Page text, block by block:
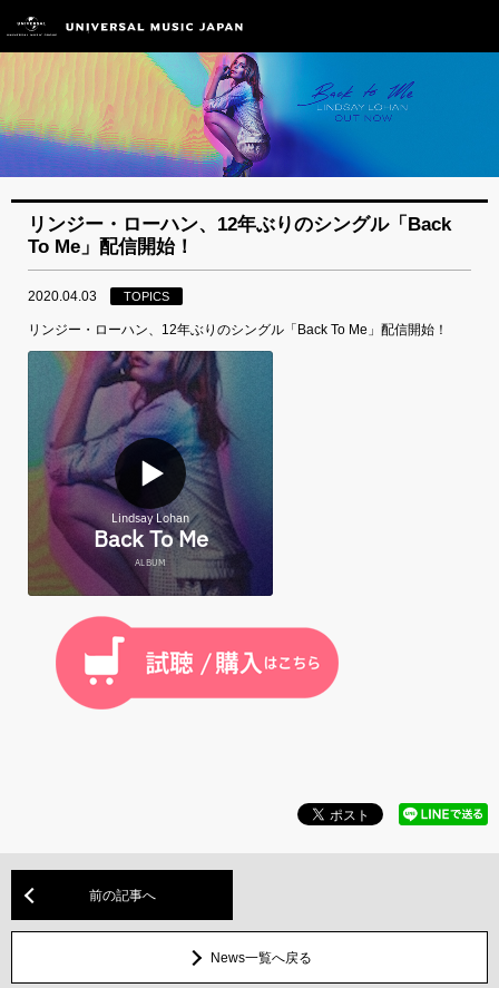
リンジー・ローハン、12年ぶりのシングル「Back
To Me」配信開始！
2020.04.03 TOPICS
リンジー・ローハン、12年ぶりのシングル「Back To Me」配信開始！
前の記事へ
News一覧へ戻る